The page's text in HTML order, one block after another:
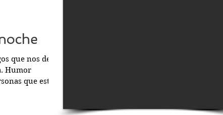
que nos deja
Humor
que están